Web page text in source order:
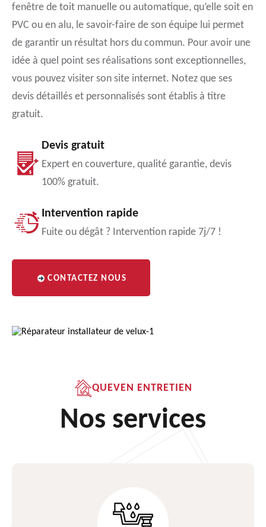
fenêtre de toit manuelle ou automatique, qu’elle soit en
PVC ou en alu, le savoir-faire de son équipe lui permet
de garantir un résultat hors du commun. Pour avoir une
idée à quel point ses réalisations sont exceptionnelles,
vous pouvez visiter son site internet. Notez que ses
devis détaillés et personnalisés sont établis à titre
gratuit.
Devis gratuit
Expert en couverture, qualité garantie, devis
100% gratuit.
Intervention rapide
Fuite ou dégât ? Intervention rapide 7j/7 !
CONTACTEZ NOUS
QUEVEN ENTRETIEN
Nos services